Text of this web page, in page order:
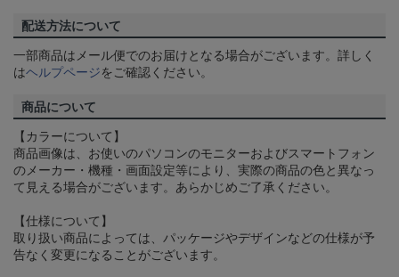
配送方法について
一部商品はメール便でのお届けとなる場合がございます。詳しく
はヘルプページをご確認ください。
商品について
【カラーについて】
商品画像は、お使いのパソコンのモニターおよびスマートフォン
のメーカー・機種・画面設定等により、実際の商品の色と異なっ
て見える場合がございます。あらかじめご了承ください。
【仕様について】
取り扱い商品によっては、パッケージやデザインなどの仕様が予
告なく変更になることがございます。